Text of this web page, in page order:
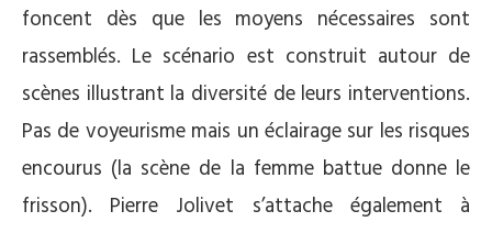
foncent dès que les moyens nécessaires sont
rassemblés. Le scénario est construit autour de
scènes illustrant la diversité de leurs interventions.
Pas de voyeurisme mais un éclairage sur les risques
encourus (la scène de la femme battue donne le
frisson). Pierre Jolivet s’attache également à